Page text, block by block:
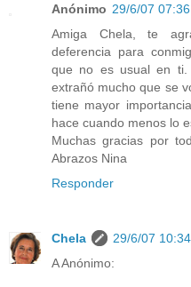
Anónimo 29/6/07 07:36
Amiga Chela, te
deferencia para
que no es usual en ti.
extrañó mucho que se
tiene mayor
hace cuando menos lo
Muchas gracias por
Abrazos Nina
Responder
Chela
29/6/07 10:34
A Anónimo: